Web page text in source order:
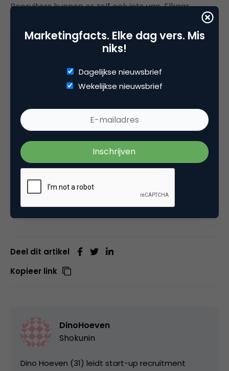
Recruiters kunnen er zelf ook iets van. Elkaar
compleet ghosten, we kunnen er kort over zijn: dat
doe je niet. Het is vergeefse moeite en er valt niets
van te leren. Advies: vraag altijd proactief om
het proces, is het echt normaal (!) om feedback te
Navigeren naar een nieuwe baan is en blijft een
uitdaging. Maar als je leert van je ervaringen, je
netwerk blijft opbouwen en een open mind houdt,
zul je uiteindelijk met sterke vaardigheden en een
Deel dit artikel
Kopieer link
DinoHoeven
Shokunin
Dino Hoeven (31) leidt start-up recruitment
Marketingfacts. Elke dag vers. Mis
niks!
Dagelijkse nieuwsbrief
Wekelijkse nieuwsbrief